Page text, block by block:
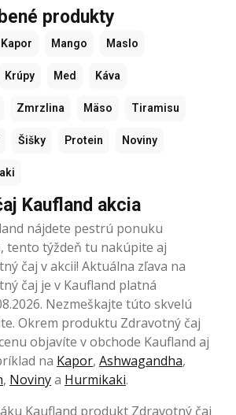
produkty
Kapor Mango Maslo
Krúpy Med Káva
Zmrzlina Mäso Tiramisu
Šišky Protein Noviny
Kaufland akcia
nájdete pestrú ponuku
tento týždeň tu nakúpite aj
čaj v akcii! Aktuálna zľava na
čaj je v Kaufland platná
Nezmeškajte túto skvelú
Okrem produktu Zdravotný čaj
objavíte v obchode Kaufland aj
na Kapor, Ashwagandha,
, Novinya Hurmikaki.
Kaufland produkt Zdravotný čaj